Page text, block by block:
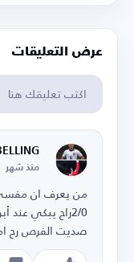
عرض التعليقات
منذ شهر
من يعرف ان مفسي
2/0راح يبكي
صديت الفرص رح